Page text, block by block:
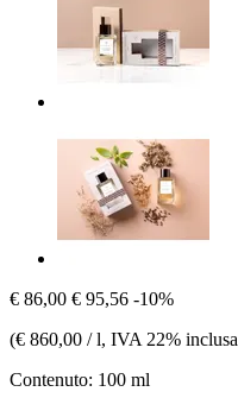
€ 86,00 € 95,56 -10%
(€ 860,00 / l, IVA 22% inclusa
Contenuto: 100 ml